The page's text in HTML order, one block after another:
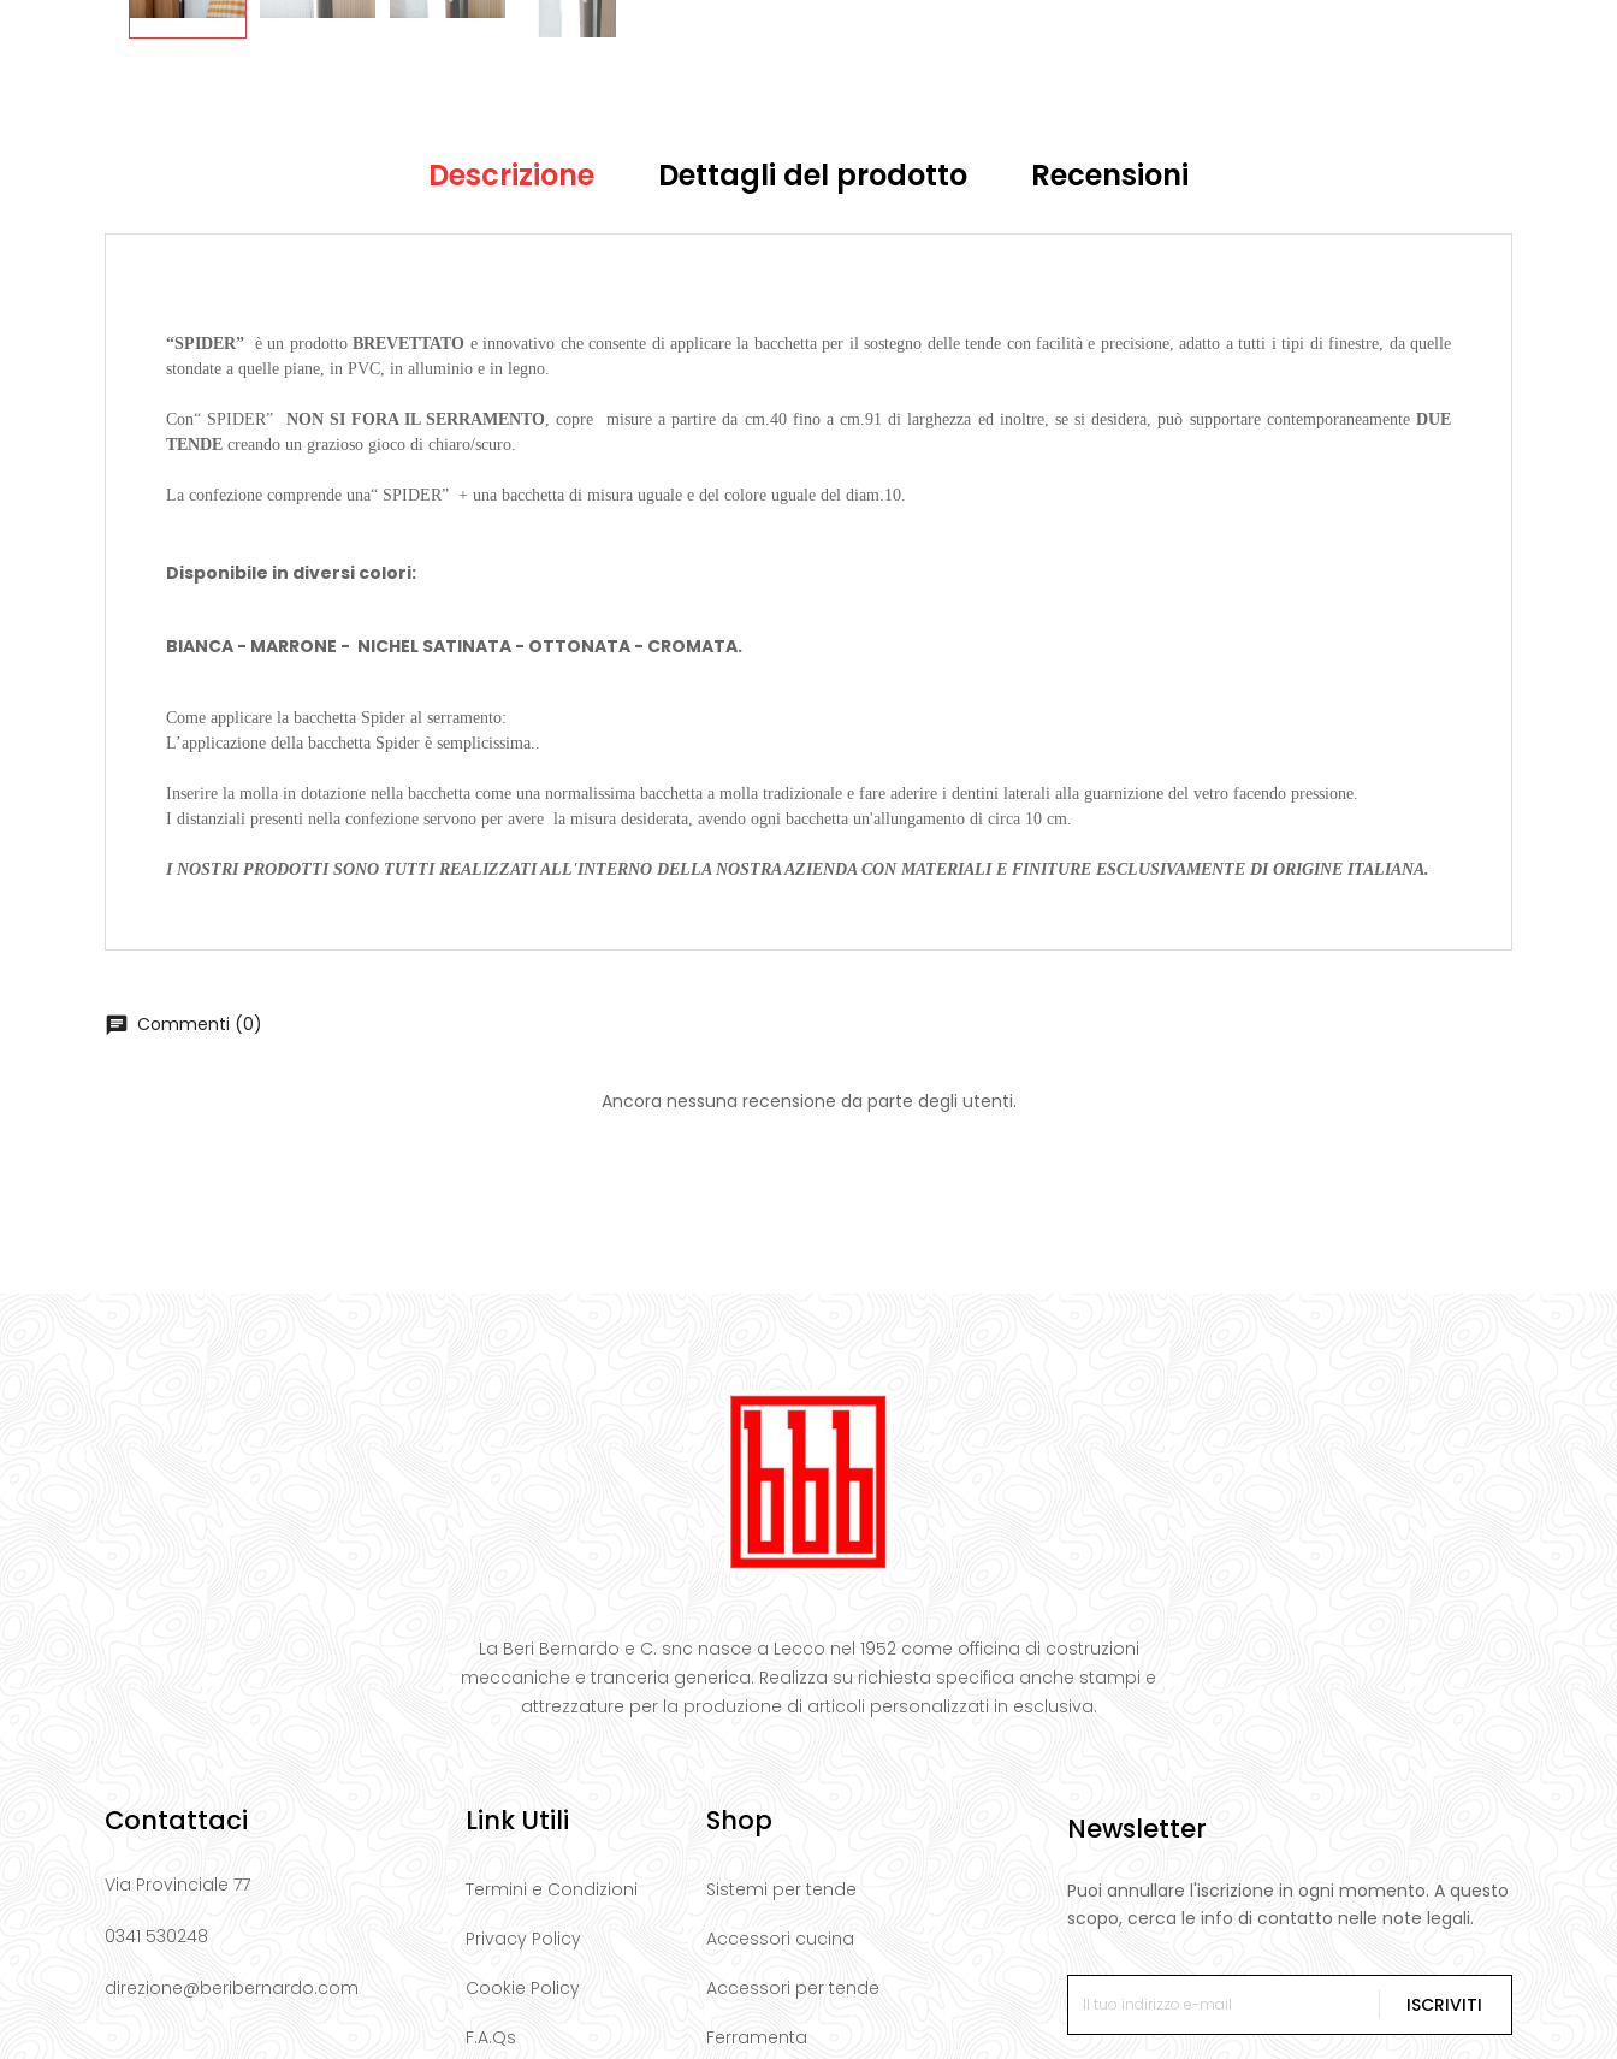
Descrizione Dettagli del prodotto Recensioni
“SPIDER” è un prodottoBREVETTATO e innovativo che consente di applicare la bacchetta per il sostegno delle tende con facilità e precisione, adatto a tutti i tipi di finestre, da quelle
stondate a quelle piane, in PVC, in alluminio e in legno.
Con“ SPIDER” NON SI FORA IL SERRAMENTO, copre misure a partire da cm.40 fino a cm.91 di larghezza ed inoltre, se si desidera, può supportare contemporaneamenteDUE
TENDE creando un grazioso gioco di chiaro/scuro.
La confezione comprende una“ SPIDER” + una bacchetta di misura uguale e del colore uguale del diam.10.
Disponibile in diversi colori:
BIANCA - MARRONE - NICHEL SATINATA - OTTONATA - CROMATA.
Come applicare la bacchetta Spider al serramento:
L’applicazione della bacchetta Spider è semplicissima..
Inserire la molla in dotazione nella bacchetta come una normalissima bacchetta a molla tradizionale e fare aderire i dentini laterali alla guarnizione del vetro facendo pressione.
I distanziali presenti nella confezione servono per avere la misura desiderata, avendo ogni bacchetta un'allungamento di circa 10 cm.
I NOSTRI PRODOTTI SONO TUTTI REALIZZATI ALL'INTERNO DELLA NOSTRA AZIENDA CON MATERIALI E FINITURE ESCLUSIVAMENTE DI ORIGINE ITALIANA.
chat Commenti (0)
Ancora nessuna recensione da parte degli utenti.
La Beri Bernardo e C. snc nasce a Lecco nel 1952 come officina di costruzioni
meccaniche e tranceria generica. Realizza su richiesta specifica anche stampi e
attrezzature per la produzione di articoli personalizzati in esclusiva.
Contattaci
Via Provinciale 77
0341 530248
direzione@beribernardo.com
Link Utili
Termini e Condizioni
Privacy Policy
Cookie Policy
F.A.Qs
Shop
Sistemi per tende
Accessori cucina
Accessori per tende
Ferramenta
Newsletter
Puoi annullare l'iscrizione in ogni momento. A questo
scopo, cerca le info di contatto nelle note legali.
ISCRIVITI